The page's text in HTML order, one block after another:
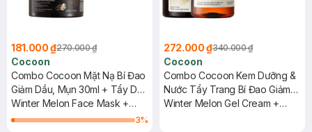
181.000 ₫270.000 ₫
Cocoon
Combo Cocoon Mặt Nạ Bí Đao
Giảm Dầu, Mụn 30ml + Tẩy Da
Chết Toàn Thân Cà Phê Đắk
Lắk 200ml
Winter Melon Face Mask +
Dak Lak Coffee Body Polish3%
272.000 ₫340.000 ₫
Cocoon
Combo Cocoon Kem Dưỡng &
Nước Tẩy Trang Bí Đao Giảm
Dầu Mụn 30ml+140ml
Winter Melon Gel Cream +